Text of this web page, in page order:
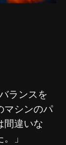
ランスを
マシンのパ
間違いな
」